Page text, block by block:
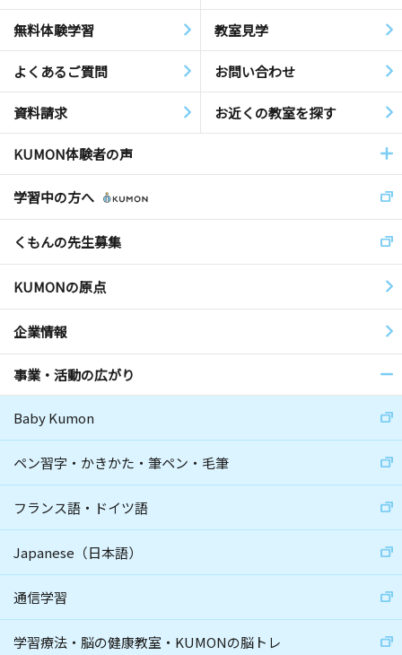
無料体験学習 教室見学
よくあるご質問 お問い合わせ
資料請求 お近くの教室を探す
KUMON体験者の声
学習中の方へ
くもんの先生募集
KUMONの原点
企業情報
事業・活動の広がり
Baby Kumon
ペン習字・かきかた・筆ペン・毛筆
フランス語・ドイツ語
Japanese（日本語）
通信学習
学習療法・脳の健康教室・KUMONの脳トレ